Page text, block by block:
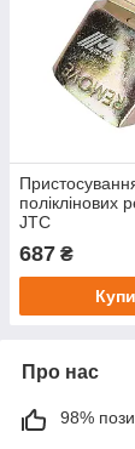
поліклінових
JTC
687 ₴
Про нас
98%